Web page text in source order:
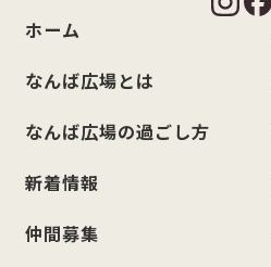
ホーム
なんば広場とは
なんば広場の過ごし方
新着情報
仲間募集